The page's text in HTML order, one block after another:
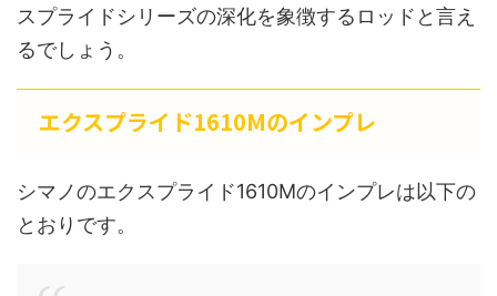
スプライドシリーズの深化を象徴するロッドと言え
るでしょう。
エクスプライド1610Mのインプレ
シマノのエクスプライド1610Mのインプレは以下の
とおりです。